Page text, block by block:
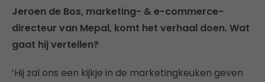
Jeroen de Bos, marketing- & e-commerce-
directeur van Mepal, komt het verhaal doen. Wat
gaat hij vertellen?
‘Hij zal ons een kijkje in de marketingkeuken geven